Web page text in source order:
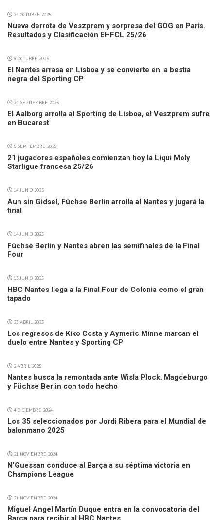
24 OCTUBRE 2025
Nueva derrota de Veszprem y sorpresa del GOG en Paris.
Resultados y Clasificación EHFCL 25/26
9 OCTUBRE 2025
El Nantes arrasa en Lisboa y se convierte en la bestia
negra del Sporting CP
24 SEPTIEMBRE 2025
El Aalborg arrolla al Sporting de Lisboa, el Veszprem sufre
en Bucarest
5 SEPTIEMBRE 2025
21 jugadores españoles comienzan hoy la Liqui Moly
Starligue francesa 25/26
14 JUNIO 2025
Aun sin Gidsel, Füchse Berlin arrolla al Nantes y jugará la
final
14 JUNIO 2025
Füchse Berlin y Nantes abren las semifinales de la Final
Four
13 JUNIO 2025
HBC Nantes llega a la Final Four de Colonia como el gran
tapado
23 ABRIL 2025
Los regresos de Kiko Costa y Aymeric Minne marcan el
duelo entre Nantes y Sporting CP
2 ABRIL 2025
Nantes busca la remontada ante Wisla Plock. Magdeburgo
y Füchse Berlin con todo hecho
4 DICIEMBRE 2024
Los 35 seleccionados por Jordi Ribera para el Mundial de
balonmano 2025
21 NOVIEMBRE 2024
N'Guessan conduce al Barça a su séptima victoria en
Champions League
21 NOVIEMBRE 2024
Miguel Angel Martín Duque entra en la convocatoria del
Barça para recibir al HBC Nantes